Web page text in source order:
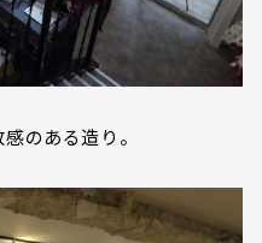
のある造り。